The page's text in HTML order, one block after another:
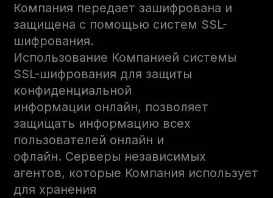
Компания передает зашифрована и
защищена с помощью систем SSL-
шифрования.
Использование Компанией системы
SSL-шифрования для защиты
конфиденциальной
информации онлайн, позволяет
защищать информацию всех
пользователей онлайн и
офлайн. Серверы независимых
агентов, которые Компания использует
для хранения